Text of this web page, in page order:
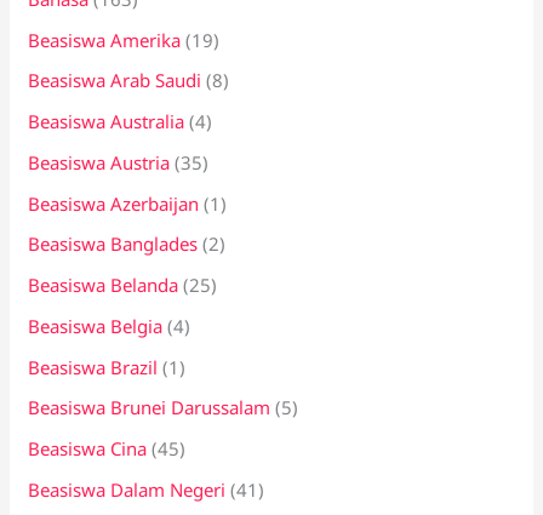
t
u
k
:
Beasiswa Amerika (19)
Beasiswa Arab Saudi (8)
Beasiswa Australia (4)
Beasiswa Austria (35)
Beasiswa Azerbaijan (1)
Beasiswa Banglades (2)
Beasiswa Belanda (25)
Beasiswa Belgia (4)
Beasiswa Brazil (1)
Beasiswa Brunei Darussalam (5)
Beasiswa Cina (45)
Beasiswa Dalam Negeri (41)